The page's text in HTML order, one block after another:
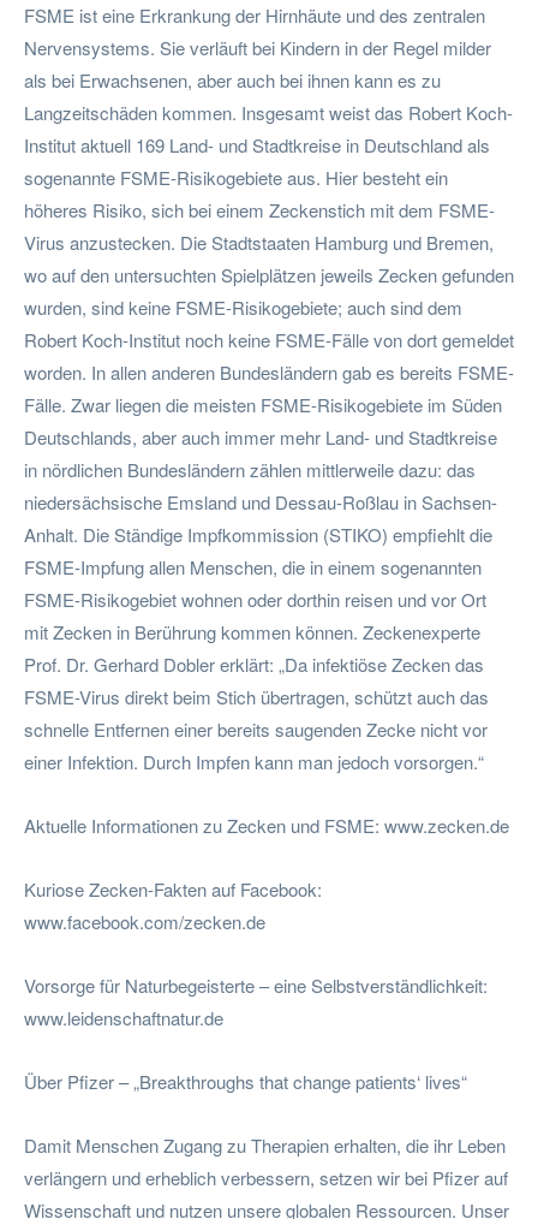
FSME ist eine Erkrankung der Hirnhäute und des zentralen
Nervensystems. Sie verläuft bei Kindern in der Regel milder
als bei Erwachsenen, aber auch bei ihnen kann es zu
Langzeitschäden kommen. Insgesamt weist das Robert Koch-
Institut aktuell 169 Land- und Stadtkreise in Deutschland als
sogenannte FSME-Risikogebiete aus. Hier besteht ein
höheres Risiko, sich bei einem Zeckenstich mit dem FSME-
Virus anzustecken. Die Stadtstaaten Hamburg und Bremen,
wo auf den untersuchten Spielplätzen jeweils Zecken gefunden
wurden, sind keine FSME-Risikogebiete; auch sind dem
Robert Koch-Institut noch keine FSME-Fälle von dort gemeldet
worden. In allen anderen Bundesländern gab es bereits FSME-
Fälle. Zwar liegen die meisten FSME-Risikogebiete im Süden
Deutschlands, aber auch immer mehr Land- und Stadtkreise
in nördlichen Bundesländern zählen mittlerweile dazu: das
niedersächsische Emsland und Dessau-Roßlau in Sachsen-
Anhalt. Die Ständige Impfkommission (STIKO) empfiehlt die
FSME-Impfung allen Menschen, die in einem sogenannten
FSME-Risikogebiet wohnen oder dorthin reisen und vor Ort
mit Zecken in Berührung kommen können. Zeckenexperte
Prof. Dr. Gerhard Dobler erklärt: „Da infektiöse Zecken das
FSME-Virus direkt beim Stich übertragen, schützt auch das
schnelle Entfernen einer bereits saugenden Zecke nicht vor
einer Infektion. Durch Impfen kann man jedoch vorsorgen.“
Aktuelle Informationen zu Zecken und FSME: www.zecken.de
Kuriose Zecken-Fakten auf Facebook:
www.facebook.com/zecken.de
Vorsorge für Naturbegeisterte – eine Selbstverständlichkeit:
www.leidenschaftnatur.de
Über Pfizer – „Breakthroughs that change patients‘ lives“
Damit Menschen Zugang zu Therapien erhalten, die ihr Leben
verlängern und erheblich verbessern, setzen wir bei Pfizer auf
Wissenschaft und nutzen unsere globalen Ressourcen. Unser